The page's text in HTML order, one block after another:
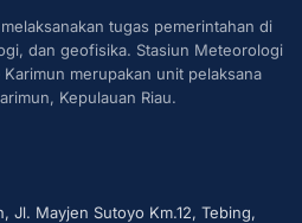
tugas pemerintahan di
dan geofisika. Stasiun Meteorologi
merupakan unit pelaksana
Kepulauan Riau.
Jl. Mayjen Sutoyo Km.12, Tebing,